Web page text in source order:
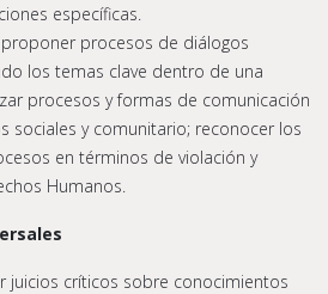
específicas.
procesos de diálogos
los temas clave dentro de una
procesos y formas de comunicación
sociales y comunitario; reconocer los
en términos de violación y
Humanos.
juicios críticos sobre conocimientos